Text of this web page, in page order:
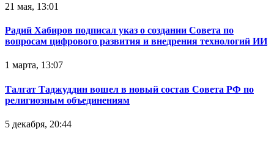
21 мая, 13:01
Радий Хабиров подписал указ о создании Совета по
вопросам цифрового развития и внедрения технологий ИИ
1 марта, 13:07
Талгат Таджуддин вошел в новый состав Совета РФ по
религиозным объединениям
5 декабря, 20:44